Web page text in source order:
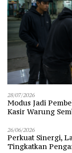
28/07/2026
Modus Jadi
Kasir Warung
26/06/2026
Perkuat Sinergi,
Tingkatkan